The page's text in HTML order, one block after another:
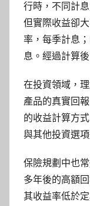
行時，不同計
但實際收益卻
率，每季計息
息。經過計算
在投資領域，
產品的真實回
的收益計算方
與其他投資選
保險規劃中也
多年後的高額
其收益率低於